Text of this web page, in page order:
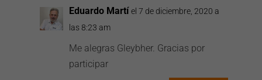
Eduardo Martí el 7 de diciembre, 2020 a
las 8:23 am
Me alegras Gleybher. Gracias por
participar